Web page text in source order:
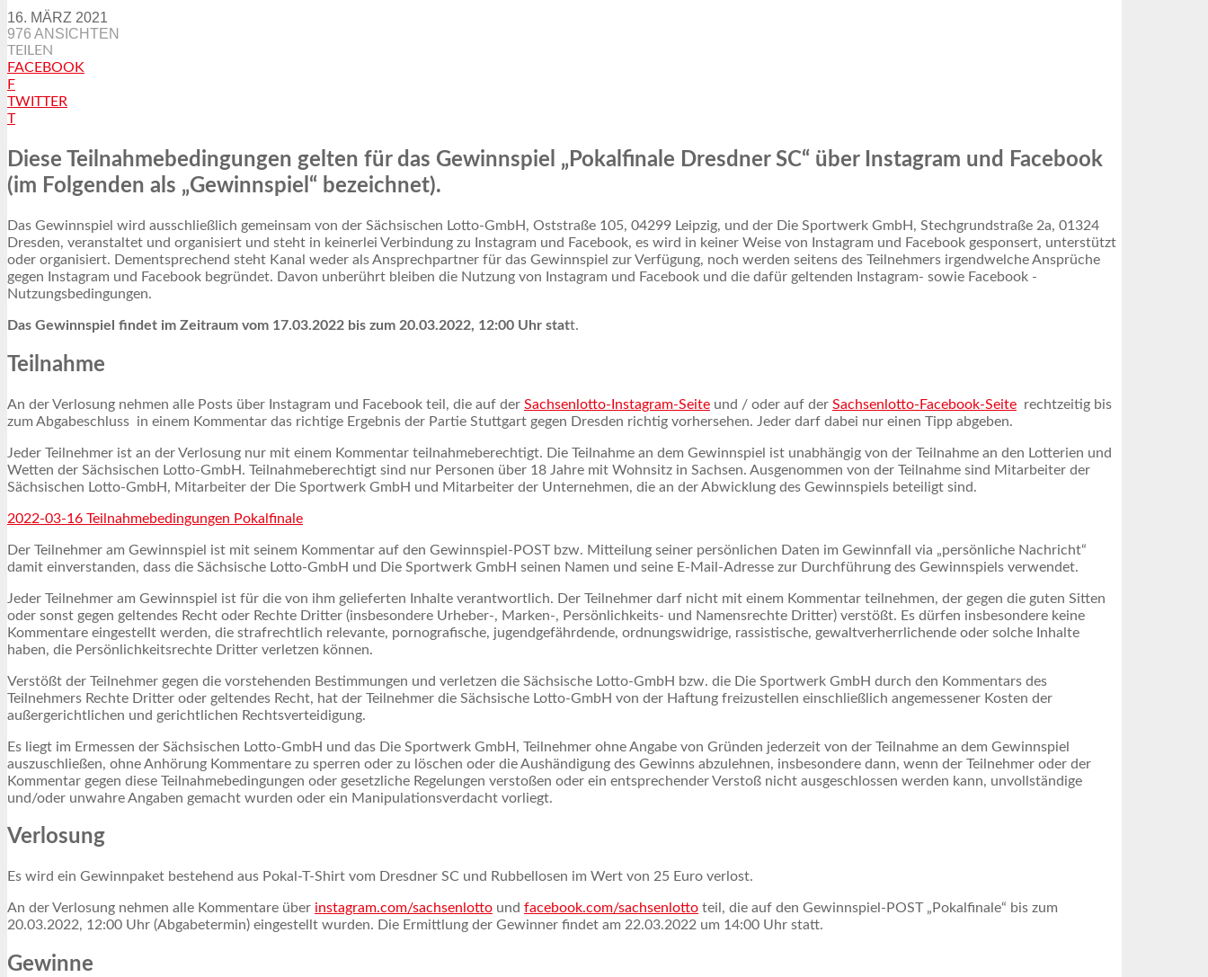
16. MÄRZ 2021
976 ANSICHTEN
TEILEN
FACEBOOK
F
TWITTER
T
Diese Teilnahmebedingungen gelten für das Gewinnspiel „Pokalfinale Dresdner SC“ über Instagram und Facebook
(im Folgenden als „Gewinnspiel“ bezeichnet).
Das Gewinnspiel wird ausschließlich gemeinsam von der Sächsischen Lotto-GmbH, Oststraße 105, 04299 Leipzig, und der Die Sportwerk GmbH, Stechgrundstraße 2a, 01324
Dresden, veranstaltet und organisiert und steht in keinerlei Verbindung zu Instagram und Facebook, es wird in keiner Weise von Instagram und Facebook gesponsert, unterstützt
oder organisiert. Dementsprechend steht Kanal weder als Ansprechpartner für das Gewinnspiel zur Verfügung, noch werden seitens des Teilnehmers irgendwelche Ansprüche
gegen Instagram und Facebook begründet. Davon unberührt bleiben die Nutzung von Instagram und Facebook und die dafür geltenden Instagram- sowie Facebook -
Nutzungsbedingungen.
Das Gewinnspiel findet im Zeitraum vom 17.03.2022 bis zum 20.03.2022, 12:00 Uhr statt.
Teilnahme
An der Verlosung nehmen alle Posts über Instagram und Facebook teil, die auf der Sachsenlotto-Instagram-Seite und / oder auf der Sachsenlotto-Facebook-Seite rechtzeitig bis
zum Abgabeschluss in einem Kommentar das richtige Ergebnis der Partie Stuttgart gegen Dresden richtig vorhersehen. Jeder darf dabei nur einen Tipp abgeben.
Jeder Teilnehmer ist an der Verlosung nur mit einem Kommentar teilnahmeberechtigt. Die Teilnahme an dem Gewinnspiel ist unabhängig von der Teilnahme an den Lotterien und
Wetten der Sächsischen Lotto-GmbH. Teilnahmeberechtigt sind nur Personen über 18 Jahre mit Wohnsitz in Sachsen. Ausgenommen von der Teilnahme sind Mitarbeiter der
Sächsischen Lotto-GmbH, Mitarbeiter der Die Sportwerk GmbH und Mitarbeiter der Unternehmen, die an der Abwicklung des Gewinnspiels beteiligt sind.
2022-03-16 Teilnahmebedingungen Pokalfinale
Der Teilnehmer am Gewinnspiel ist mit seinem Kommentar auf den Gewinnspiel-POST bzw. Mitteilung seiner persönlichen Daten im Gewinnfall via „persönliche Nachricht“
damit einverstanden, dass die Sächsische Lotto-GmbH und Die Sportwerk GmbH seinen Namen und seine E-Mail-Adresse zur Durchführung des Gewinnspiels verwendet.
Jeder Teilnehmer am Gewinnspiel ist für die von ihm gelieferten Inhalte verantwortlich. Der Teilnehmer darf nicht mit einem Kommentar teilnehmen, der gegen die guten Sitten
oder sonst gegen geltendes Recht oder Rechte Dritter (insbesondere Urheber-, Marken-, Persönlichkeits- und Namensrechte Dritter) verstößt. Es dürfen insbesondere keine
Kommentare eingestellt werden, die strafrechtlich relevante, pornografische, jugendgefährdende, ordnungswidrige, rassistische, gewaltverherrlichende oder solche Inhalte
haben, die Persönlichkeitsrechte Dritter verletzen können.
Verstößt der Teilnehmer gegen die vorstehenden Bestimmungen und verletzen die Sächsische Lotto-GmbH bzw. die Die Sportwerk GmbH durch den Kommentars des
Teilnehmers Rechte Dritter oder geltendes Recht, hat der Teilnehmer die Sächsische Lotto-GmbH von der Haftung freizustellen einschließlich angemessener Kosten der
außergerichtlichen und gerichtlichen Rechtsverteidigung.
Es liegt im Ermessen der Sächsischen Lotto-GmbH und das Die Sportwerk GmbH, Teilnehmer ohne Angabe von Gründen jederzeit von der Teilnahme an dem Gewinnspiel
auszuschließen, ohne Anhörung Kommentare zu sperren oder zu löschen oder die Aushändigung des Gewinns abzulehnen, insbesondere dann, wenn der Teilnehmer oder der
Kommentar gegen diese Teilnahmebedingungen oder gesetzliche Regelungen verstoßen oder ein entsprechender Verstoß nicht ausgeschlossen werden kann, unvollständige
und/oder unwahre Angaben gemacht wurden oder ein Manipulationsverdacht vorliegt.
Verlosung
Es wird ein Gewinnpaket bestehend aus Pokal-T-Shirt vom Dresdner SC und Rubbellosen im Wert von 25 Euro verlost.
An der Verlosung nehmen alle Kommentare über instagram.com/sachsenlotto und facebook.com/sachsenlotto teil, die auf den Gewinnspiel-POST „Pokalfinale“ bis zum
20.03.2022, 12:00 Uhr (Abgabetermin) eingestellt wurden. Die Ermittlung der Gewinner findet am 22.03.2022 um 14:00 Uhr statt.
Gewinne